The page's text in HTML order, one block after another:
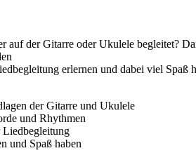
auf der Gitarre oder Ukulele begleitet?
erlernen und dabei viel Spaß
der Gitarre und Ukulele
und Rhythmen
Liedbegleitung
und Spaß haben